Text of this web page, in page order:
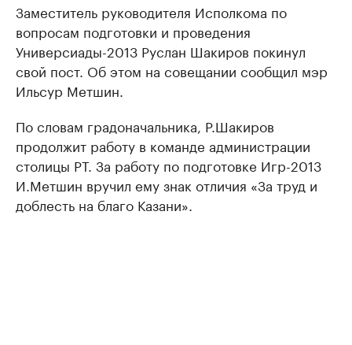
Заместитель руководителя Исполкома по
вопросам подготовки и проведения
Универсиады-2013 Руслан Шакиров покинул
свой пост. Об этом на совещании сообщил мэр
Ильсур Метшин.
По словам градоначальника, Р.Шакиров
продолжит работу в команде администрации
столицы РТ. За работу по подготовке Игр-2013
И.Метшин вручил ему знак отличия «За труд и
доблесть на благо Казани».